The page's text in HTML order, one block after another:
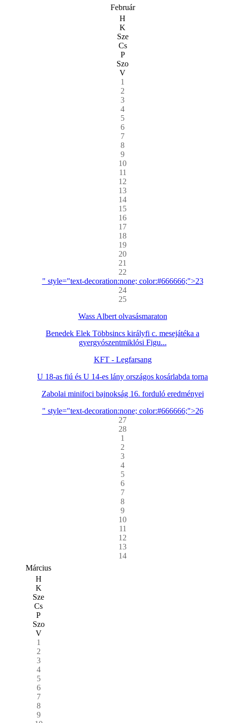
Február
H
K
Sze
Cs
P
Szo
V
1
2
3
4
5
6
7
8
9
10
11
12
13
14
15
16
17
18
19
20
21
22
" style="text-decoration:none; color:#666666;">23
24
25
Wass Albert olvasásmaraton
Benedek Elek Többsincs királyfi c. mesejátéka a
gyergyószentmiklósi Figu...
KFT - Legfarsang
U 18-as fiú és U 14-es lány országos kosárlabda torna
Zabolai minifoci bajnokság 16. forduló eredményei
" style="text-decoration:none; color:#666666;">26
27
28
1
2
3
4
5
6
7
8
9
10
11
12
13
14
Március
H
K
Sze
Cs
P
Szo
V
1
2
3
4
5
6
7
8
9